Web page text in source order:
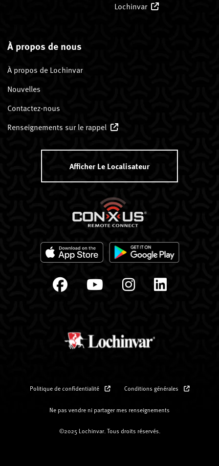
Lochinvar
À propos de nous
À propos de Lochinvar
Nouvelles
Contactez-nous
Renseignements sur le rappel
Afficher Le Localisateur
Politique de confidentialité Conditions générales
Ne pas vendre ni partager mes renseignements
©2025 Lochinvar. Tous droits réservés.